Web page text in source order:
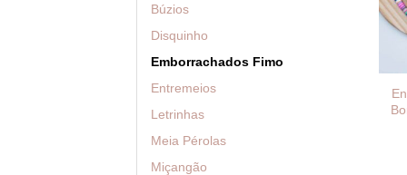
Búzios
Disquinho
Emborrachados Fimo
Entremeios
Letrinhas
Meia Pérolas
Miçangão